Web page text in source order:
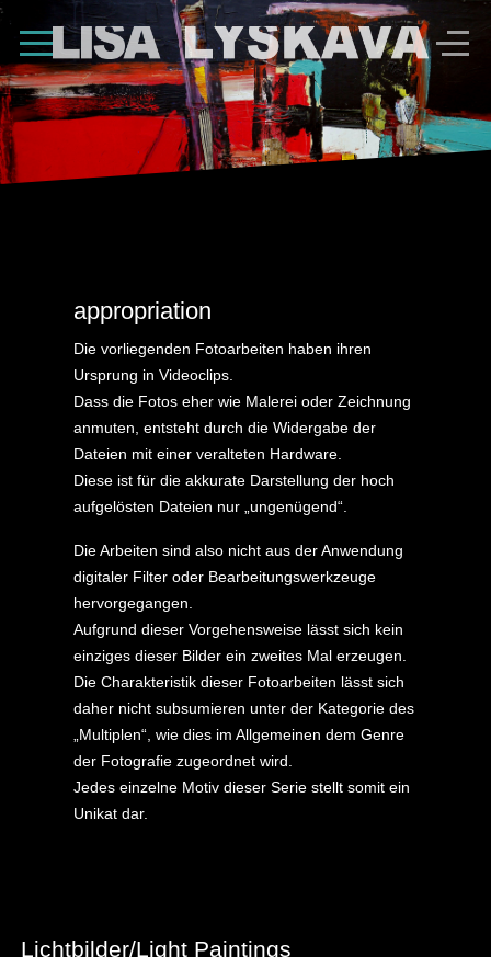
appropriation
Die vorliegenden Fotoarbeiten haben ihren
Ursprung in Videoclips.
Dass die Fotos eher wie Malerei oder Zeichnung
anmuten, entsteht durch die Widergabe der
Dateien mit einer veralteten Hardware.
Diese ist für die akkurate Darstellung der hoch
aufgelösten Dateien nur „ungenügend“.
Die Arbeiten sind also nicht aus der Anwendung
digitaler Filter oder Bearbeitungswerkzeuge
hervorgegangen.
Aufgrund dieser Vorgehensweise lässt sich kein
einziges dieser Bilder ein zweites Mal erzeugen.
Die Charakteristik dieser Fotoarbeiten lässt sich
daher nicht subsumieren unter der Kategorie des
„Multiplen“, wie dies im Allgemeinen dem Genre
der Fotografie zugeordnet wird.
Jedes einzelne Motiv dieser Serie stellt somit ein
Unikat dar.
Lichtbilder/Light Paintings